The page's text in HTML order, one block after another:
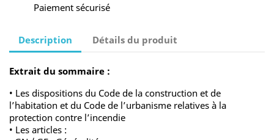
Paiement sécurisé
Description Détails du produit
Extrait du sommaire :
• Les dispositions du Code de la construction et de
l’habitation et du Code de l’urbanisme relatives à la
protection contre l’incendie
• Les articles :